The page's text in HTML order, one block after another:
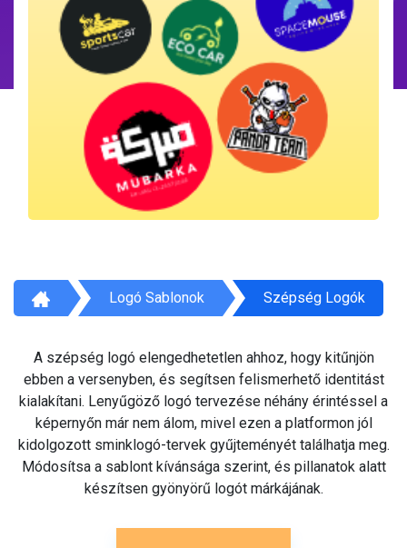
Logó Sablonok Szépség Logók
A szépség logó elengedhetetlen ahhoz, hogy kitűnjön
ebben a versenyben, és segítsen felismerhető identitást
kialakítani. Lenyűgöző logó tervezése néhány érintéssel a
képernyőn már nem álom, mivel ezen a platformon jól
kidolgozott sminklogó-tervek gyűjteményét találhatja meg.
Módosítsa a sablont kívánsága szerint, és pillanatok alatt
készítsen gyönyörű logót márkájának.